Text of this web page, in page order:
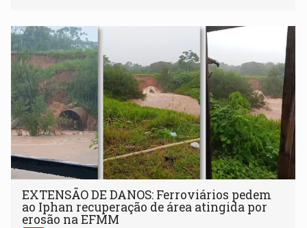
EXTENSÃO DE DANOS: Ferroviários pedem
ao Iphan recuperação de área atingida por
erosão na EFMM